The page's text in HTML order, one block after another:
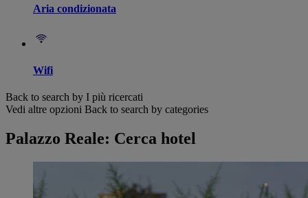
Aria condizionata
Wifi
Back to search by I più ricercati
Vedi altre opzioni Back to search by categories
Palazzo Reale: Cerca hotel